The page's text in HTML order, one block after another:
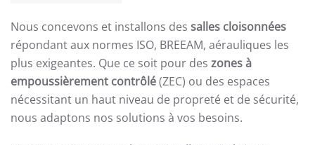
Nous concevons et installons des salles cloisonnées
répondant aux normes ISO, BREEAM, aérauliques les
plus exigeantes. Que ce soit pour des zones à
empoussièrement contrôlé(ZEC) ou des espaces
nécessitant un haut niveau de propreté et de sécurité,
nous adaptons nos solutions à vos besoins.